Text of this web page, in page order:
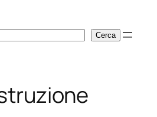
Cerca